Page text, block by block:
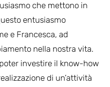
che mettono in
entusiasmo
e Francesca, ad
nella nostra vita.
investire il know-how
di un’attività